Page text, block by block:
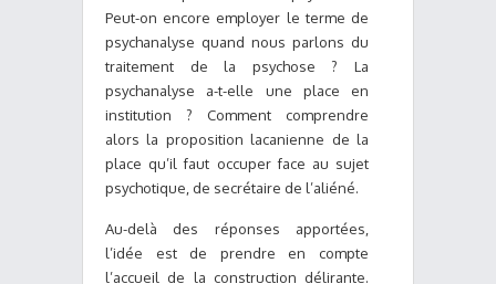
Peut-on encore employer le terme de
psychanalyse quand nous parlons du
traitement de la psychose ? La
psychanalyse a-t-elle une place en
institution ? Comment comprendre
alors la proposition lacanienne de la
place qu’il faut occuper face au sujet
psychotique, de secrétaire de l’aliéné.
Au-delà des réponses apportées,
l’idée est de prendre en compte
l’accueil de la construction délirante.